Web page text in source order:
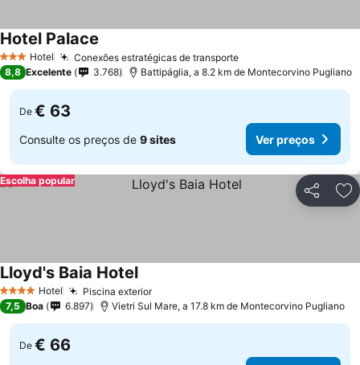
3 EstrelasHotel Conexões estratégicas de transporteVer preços
Hotel Palace
8,8 Excelente 3.768 Battipáglia, a 8.2 km de Montecorvino Pugliano
De € 63
Consulte os preços de 9 sites Ver preços
Partilhar
Escolha popular
4 EstrelasHotel Piscina exteriorVer preços
Lloyd's Baia HotelVer preços
7,5 Boa 6.897 Vietri Sul Mare, a 17.8 km de Montecorvino Pugliano
De € 66